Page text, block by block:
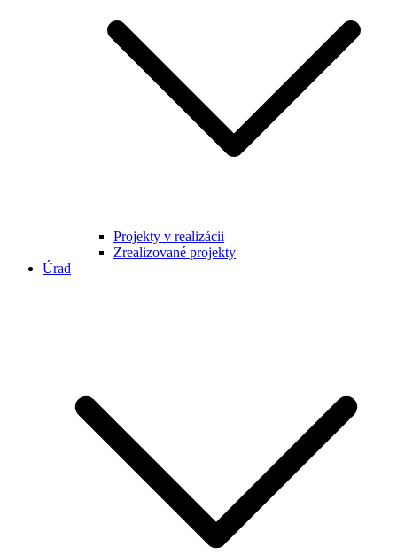
Projekty v realizácii
Zrealizované projekty
Úrad